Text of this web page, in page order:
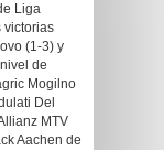
Liga
victorias
(1-3) y
de
Mogilno
Del
MTV
Aachen de